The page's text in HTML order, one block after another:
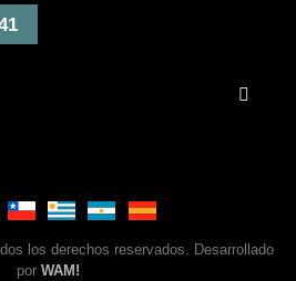
los derechos reservados. Desarrollado
por WAM!